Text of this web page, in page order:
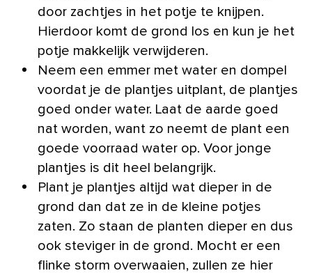
door zachtjes in het potje te knijpen.
Hierdoor komt de grond los en kun je het
potje makkelijk verwijderen.
Neem een emmer met water en dompel
voordat je de plantjes uitplant, de plantjes
goed onder water. Laat de aarde goed
nat worden, want zo neemt de plant een
goede voorraad water op. Voor jonge
plantjes is dit heel belangrijk.
Plant je plantjes altijd wat dieper in de
grond dan dat ze in de kleine potjes
zaten. Zo staan de planten dieper en dus
ook steviger in de grond. Mocht er een
flinke storm overwaaien, zullen ze hier